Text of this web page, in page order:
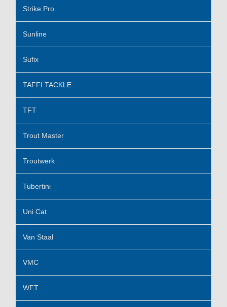
Strike Pro
Sunline
Sufix
TAFFI TACKLE
TFT
Trout Master
Troutwerk
Tubertini
Uni Cat
Van Staal
VMC
WFT